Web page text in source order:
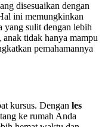
disesuaikan dengan
ini memungkinkan
yang sulit dengan lebih
tidak hanya mampu
pemahamannya
kursus. Dengan les
ke rumah Anda